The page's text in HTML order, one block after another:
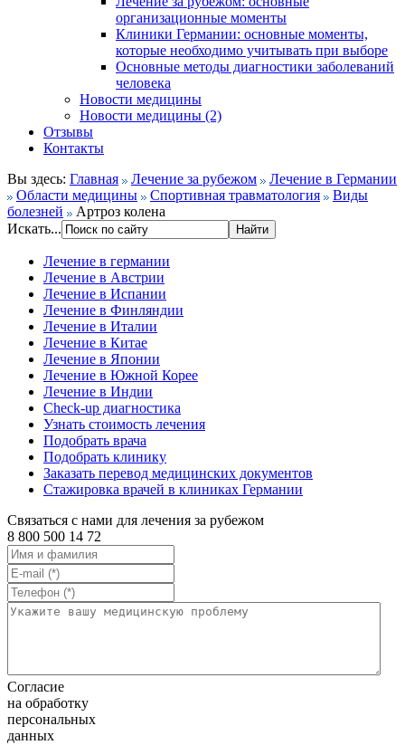
организационные моменты
Клиники Германии: основные моменты,
которые необходимо учитывать при выборе
Основные методы диагностики заболеваний
человека
Новости медицины
Новости медицины (2)
Отзывы
Контакты
Вы здесь: Главная Лечение за рубежом
Лечение в Германии
Области медицины
Спортивная травматология
Виды
болезней
Артроз колена
Искать...
Лечение в германии
Лечение в Австрии
Лечение в Испании
Лечение в Финляндии
Лечение в Италии
Лечение в Китае
Лечение в Японии
Лечение в Южной Корее
Лечение в Индии
Check-up диагностика
Узнать стоимость лечения
Подобрать врача
Подобрать клинику
Заказать перевод медицинских документов
Стажировка врачей в клиниках Германии
Связаться с нами для лечения за рубежом
8 800 500 14 72
Согласие
на обработку
персональных
данных